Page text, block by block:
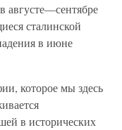
августе—сентябре
сталинской
в июне
которое мы здесь
в исторических